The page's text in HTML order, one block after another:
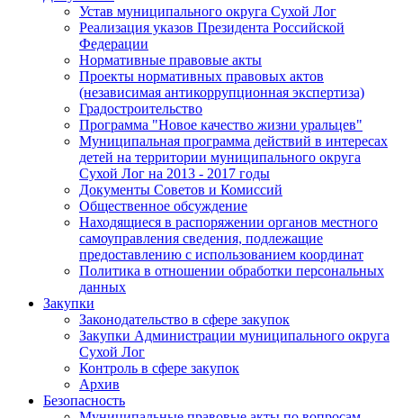
Устав муниципального округа Сухой Лог
Реализация указов Президента Российской
Федерации
Нормативные правовые акты
Проекты нормативных правовых актов
(независимая антикоррупционная экспертиза)
Градостроительство
Программа "Новое качество жизни уральцев"
Муниципальная программа действий в интересах
детей на территории муниципального округа
Сухой Лог на 2013 - 2017 годы
Документы Советов и Комиссий
Общественное обсуждение
Находящиеся в распоряжении органов местного
самоуправления сведения, подлежащие
предоставлению с использованием координат
Политика в отношении обработки персональных
данных
Закупки
Законодательство в сфере закупок
Закупки Администрации муниципального округа
Сухой Лог
Контроль в сфере закупок
Архив
Безопасность